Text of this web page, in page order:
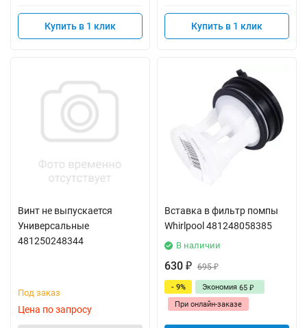
Купить в 1 клик Купить в 1 клик
Винт не выпускается
Универсальные
481250248344
Под заказ
Цена по запросу
Вставка в фильтр помпы
Whirlpool 481248058385
В наличии
630 ₽ 695₽
- 9% Экономия 65 ₽
При онлайн-заказе